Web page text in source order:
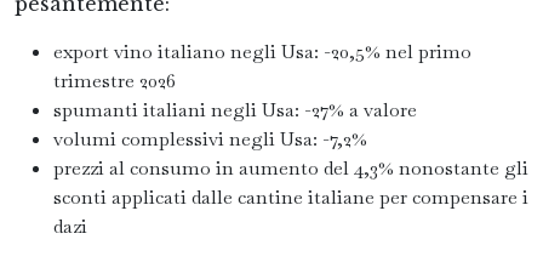
export vino italiano negli Usa: -20,5% nel primo
trimestre 2026
spumanti italiani negli Usa: -27% a valore
volumi complessivi negli Usa: -7,2%
prezzi al consumo in aumento del 4,3% nonostante gli
sconti applicati dalle cantine italiane per compensare i
dazi